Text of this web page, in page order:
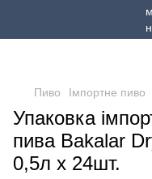
Пиво Імпортне пиво
Упаковка
пива Bakalar
0,5л х 24шт.